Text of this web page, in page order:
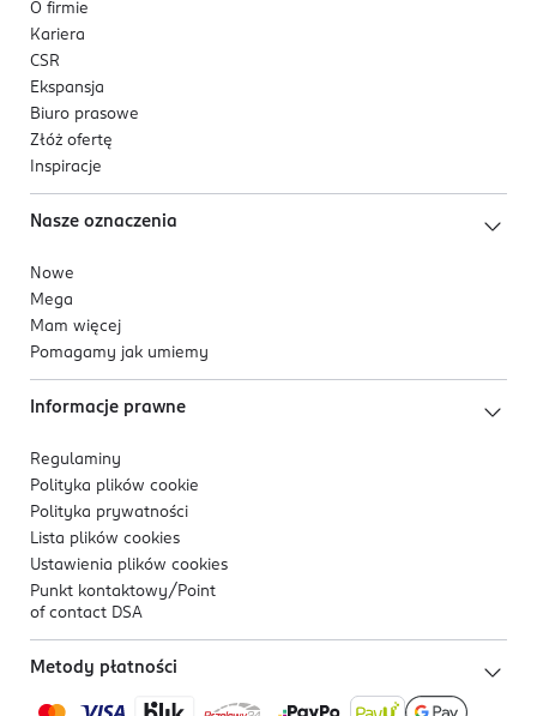
O firmie
Kariera
CSR
Ekspansja
Biuro prasowe
Złóż ofertę
Inspiracje
Nasze oznaczenia
Nowe
Mega
Mam więcej
Pomagamy jak umiemy
Informacje prawne
Regulaminy
Polityka plików cookie
Polityka prywatności
Lista plików cookies
Ustawienia plików cookies
Punkt kontaktowy/ Point
of contact DSA
Metody płatności